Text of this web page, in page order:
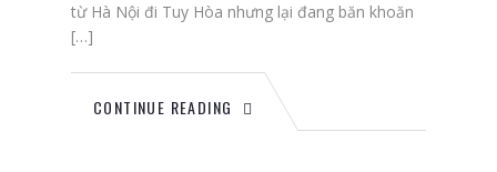
từ Hà Nội đi Tuy Hòa nhưng lại đang băn khoăn
[…]
CONTINUE READING